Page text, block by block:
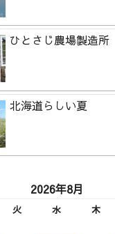
ひとさじ農場製造所
北海道らしい夏
2026年8月
火 水 木